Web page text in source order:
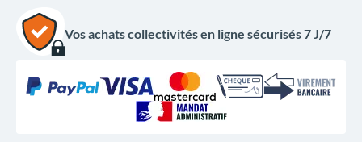
Vos achats collectivités en ligne sécurisés 7 J/7